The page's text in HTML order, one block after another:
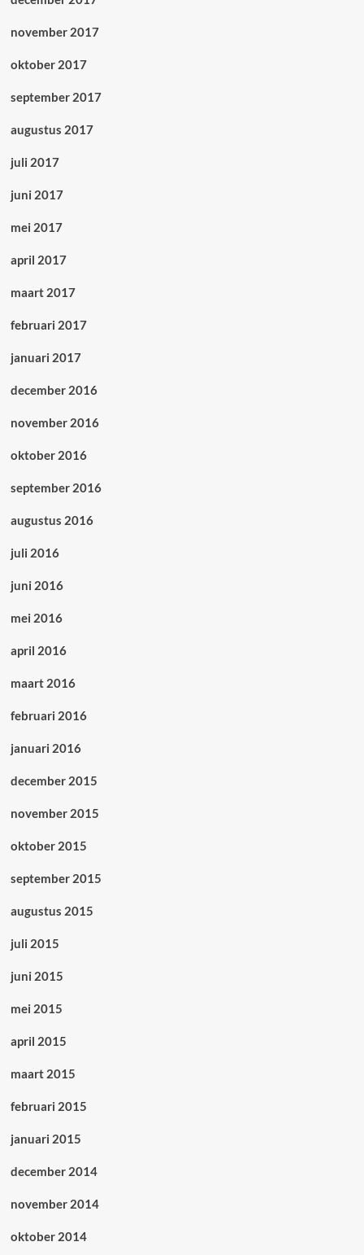
november 2017
oktober 2017
september 2017
augustus 2017
juli 2017
juni 2017
mei 2017
april 2017
maart 2017
februari 2017
januari 2017
december 2016
november 2016
oktober 2016
september 2016
augustus 2016
juli 2016
juni 2016
mei 2016
april 2016
maart 2016
februari 2016
januari 2016
december 2015
november 2015
oktober 2015
september 2015
augustus 2015
juli 2015
juni 2015
mei 2015
april 2015
maart 2015
februari 2015
januari 2015
december 2014
november 2014
oktober 2014